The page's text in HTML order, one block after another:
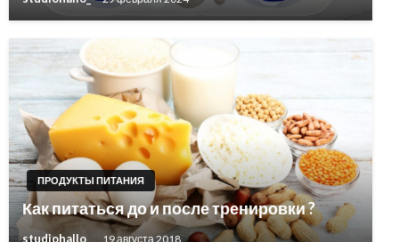
ПРОДУКТЫ ПИТАНИЯ
Как питаться до и после тренировки ?
studiohallo_ 19 августа 2018